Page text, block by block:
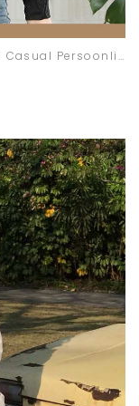
Overhemden Dames Blouse Overhemd Casual Persoonlijk